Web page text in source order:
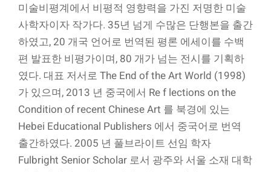
미술비평계에서 비평적 영향력을 가진 저명한 미술
사학자이자 작가다. 35년 넘게 수많은 단행본을 출간
하였고, 20 개국 언어로 번역된 평론 에세이를 수백
편 발표한 비평가이며, 80 개가 넘는 전시를 기획하
였다. 대표 저서로 The End of the Art World (1998)
가 있으며, 2013 년 중국에서 Re f lections on the
Condition of recent Chinese Art 를 북경에 있는
Hebei Educational Publishers 에서 중국어로 번역
출간하였다. 2005 년 풀브라이트 선임 학자
Fulbright Senior Scholar 로서 광주와 서울 소재 대학